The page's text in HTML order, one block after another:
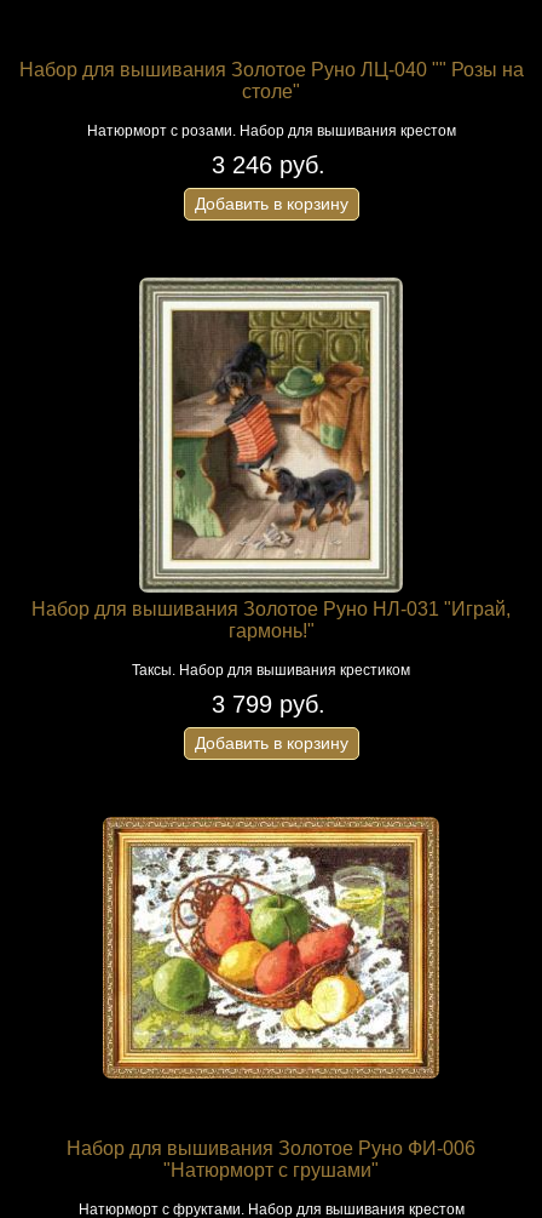
Набор для вышивания Золотое Руно ЛЦ-040 "" Розы на
столе"
Натюрморт с розами. Набор для вышивания крестом
3 246 руб.
Добавить в корзину
Набор для вышивания Золотое Руно НЛ-031 "Играй,
гармонь!"
Таксы. Набор для вышивания крестиком
3 799 руб.
Добавить в корзину
Набор для вышивания Золотое Руно ФИ-006
"Натюрморт с грушами"
Натюрморт с фруктами. Набор для вышивания крестом